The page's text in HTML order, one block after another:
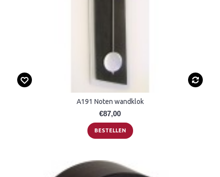
A191 Noten wandklok
€87,00
BESTELLEN